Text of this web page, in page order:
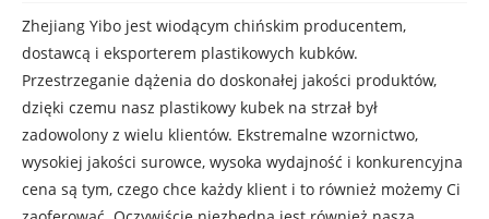
Zhejiang Yibo jest wiodącym chińskim producentem,
dostawcą i eksporterem plastikowych kubków.
Przestrzeganie dążenia do doskonałej jakości produktów,
dzięki czemu nasz plastikowy kubek na strzał był
zadowolony z wielu klientów. Ekstremalne wzornictwo,
wysokiej jakości surowce, wysoka wydajność i konkurencyjna
cena są tym, czego chce każdy klient i to również możemy Ci